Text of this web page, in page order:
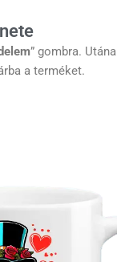
” gombra.
a terméket.